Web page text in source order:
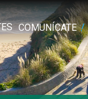
COMUNÍCATE